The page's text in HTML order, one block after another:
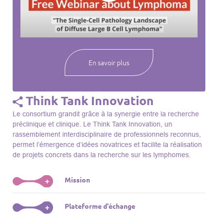
webinaires à venir, des séances précédentes et joignez-vous
notre compréhension des lymphomes et des maladies
En savoir plus
Think Tank Innovation
Le consortium grandit grâce à la synergie entre la recherche
préclinique et clinique. Le Think Tank Innovation, un
rassemblement interdisciplinaire de professionnels reconnus,
permet l’émergence d’idées novatrices et facilite la réalisation
de projets concrets dans la recherche sur les lymphomes.
+ Mission
Le Think Tank initie des projets, façonne des initiatives de
R&D, identifie des porteurs et promeut l’unité parmi les
+ Plateforme d'échange